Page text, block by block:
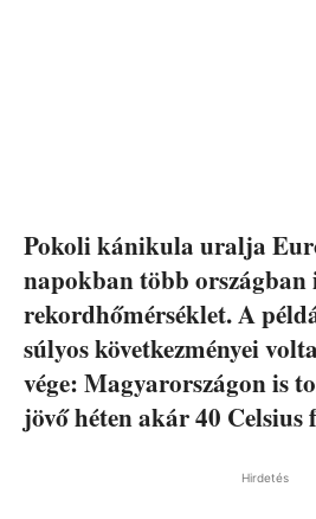
Pokoli kánikula uralja
napokban több országban
rekordhőmérséklet. A
súlyos következményei
vége: Magyarországon is
jövő héten akár 40 Celsius
Hirdetés